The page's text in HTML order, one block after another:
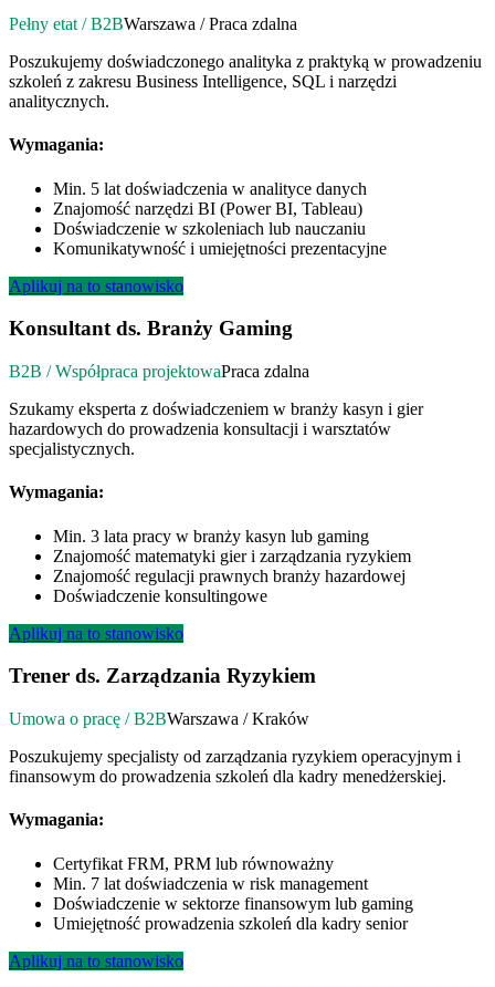
Pełny etat / B2BWarszawa / Praca zdalna
Poszukujemy doświadczonego analityka z praktyką w prowadzeniu
szkoleń z zakresu Business Intelligence, SQL i narzędzi
analitycznych.
Wymagania:
Min. 5 lat doświadczenia w analityce danych
Znajomość narzędzi BI (Power BI, Tableau)
Doświadczenie w szkoleniach lub nauczaniu
Komunikatywność i umiejętności prezentacyjne
Aplikuj na to stanowisko
Konsultant ds. Branży Gaming
B2B / Współpraca projektowaPraca zdalna
Szukamy eksperta z doświadczeniem w branży kasyn i gier
hazardowych do prowadzenia konsultacji i warsztatów
specjalistycznych.
Wymagania:
Min. 3 lata pracy w branży kasyn lub gaming
Znajomość matematyki gier i zarządzania ryzykiem
Znajomość regulacji prawnych branży hazardowej
Doświadczenie konsultingowe
Aplikuj na to stanowisko
Trener ds. Zarządzania Ryzykiem
Umowa o pracę / B2BWarszawa / Kraków
Poszukujemy specjalisty od zarządzania ryzykiem operacyjnym i
finansowym do prowadzenia szkoleń dla kadry menedżerskiej.
Wymagania:
Certyfikat FRM, PRM lub równoważny
Min. 7 lat doświadczenia w risk management
Doświadczenie w sektorze finansowym lub gaming
Umiejętność prowadzenia szkoleń dla kadry senior
Aplikuj na to stanowisko